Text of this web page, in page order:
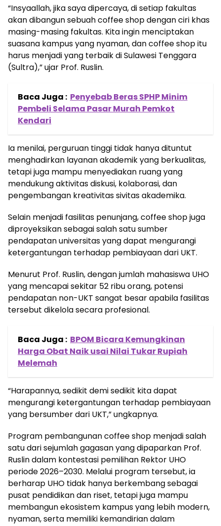
“Insyaallah, jika saya dipercaya, di setiap fakultas
akan dibangun sebuah coffee shop dengan ciri khas
masing-masing fakultas. Kita ingin menciptakan
suasana kampus yang nyaman, dan coffee shop itu
harus menjadi yang terbaik di Sulawesi Tenggara
(Sultra),” ujar Prof. Ruslin.
Baca Juga : Penyebab Beras SPHP Minim
Pembeli Selama Pasar Murah Pemkot
Kendari
Ia menilai, perguruan tinggi tidak hanya dituntut
menghadirkan layanan akademik yang berkualitas,
tetapi juga mampu menyediakan ruang yang
mendukung aktivitas diskusi, kolaborasi, dan
pengembangan kreativitas sivitas akademika.
Selain menjadi fasilitas penunjang, coffee shop juga
diproyeksikan sebagai salah satu sumber
pendapatan universitas yang dapat mengurangi
ketergantungan terhadap pembiayaan dari UKT.
Menurut Prof. Ruslin, dengan jumlah mahasiswa UHO
yang mencapai sekitar 52 ribu orang, potensi
pendapatan non-UKT sangat besar apabila fasilitas
tersebut dikelola secara profesional.
Baca Juga : BPOM Bicara Kemungkinan
Harga Obat Naik usai Nilai Tukar Rupiah
Melemah
“Harapannya, sedikit demi sedikit kita dapat
mengurangi ketergantungan terhadap pembiayaan
yang bersumber dari UKT,” ungkapnya.
Program pembangunan coffee shop menjadi salah
satu dari sejumlah gagasan yang dipaparkan Prof.
Ruslin dalam kontestasi pemilihan Rektor UHO
periode 2026–2030. Melalui program tersebut, ia
berharap UHO tidak hanya berkembang sebagai
pusat pendidikan dan riset, tetapi juga mampu
membangun ekosistem kampus yang lebih modern,
nyaman, serta memiliki kemandirian dalam